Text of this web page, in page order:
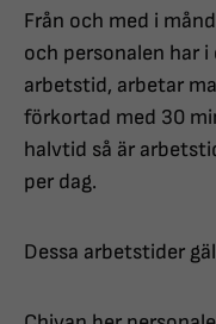
Från och med i
och personalen har
arbetstid, arbetar
förkortad med 30
halvtid så är
per dag.
Dessa arbetstider